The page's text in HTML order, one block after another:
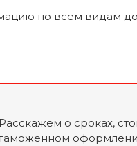
по всем видам
Расскажем о сроках,